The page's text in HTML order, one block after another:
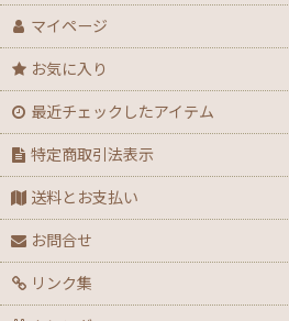
マイページ
お気に入り
最近チェックしたアイテム
特定商取引法表示
送料とお支払い
お問合せ
リンク集